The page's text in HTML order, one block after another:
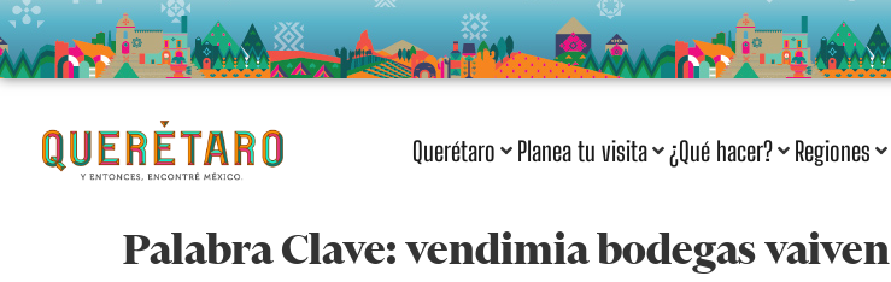
Querétaro Planea tu visita ¿Qué hacer? Regiones
Palabra Clave:vendimia bodegas vaiven